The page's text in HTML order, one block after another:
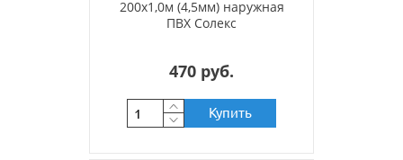
200х1,0м (4,5мм) наружная
ПВХ Солекс
470 руб.
Купить